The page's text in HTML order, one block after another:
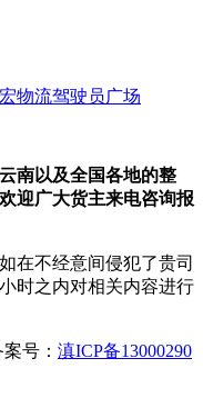
物流驾驶员广场
南以及全国各地的整
迎广大货主来电咨询报
在不经意间侵犯了贵司
时之内对相关内容进行
号： 滇ICP备13000290